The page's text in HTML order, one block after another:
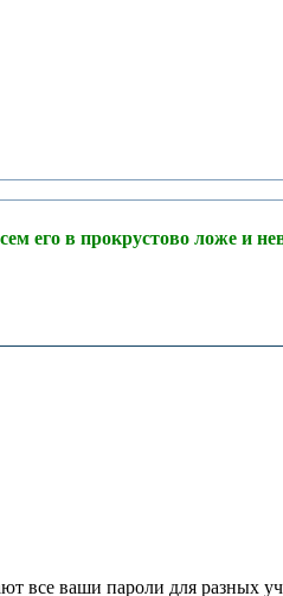
его в прокрустово ложе и